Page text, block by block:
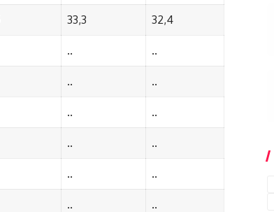
33,3 32,4
.. ..
.. ..
.. ..
.. ..
.. ..
.. ..